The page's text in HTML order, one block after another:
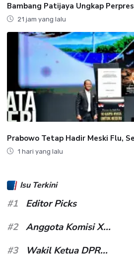
Bambang Patijaya Ungkap
21 jam yang lalu
Prabowo Tetap Hadir Meski Flu,
1 hari yang lalu
Isu Terkini
#1
Editor Picks
#2
Anggota Komisi X...
#3
Wakil Ketua DPR...